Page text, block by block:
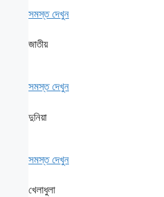
সমস্ত দেখুন
জাতীয়
সমস্ত দেখুন
দুনিয়া
সমস্ত দেখুন
খেলাধুলা